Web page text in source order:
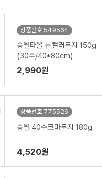
상품번호 549564
송월타올 뉴컬러무지 150g
(30수/40*80cm)
2,990원
상품번호 775526
송월 40수코마무지 180g
4,520원